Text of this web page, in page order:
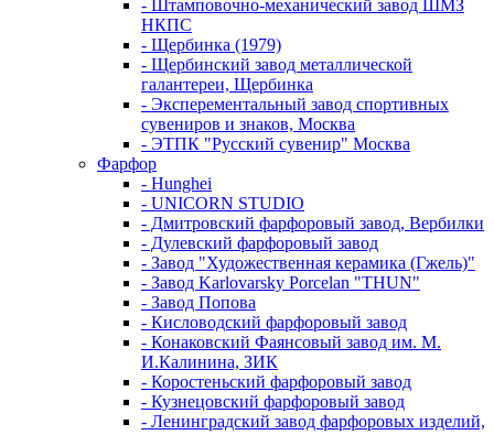
- Штамповочно-механический завод ШМЗ
НКПС
- Щербинка (1979)
- Щербинский завод металлической
галантереи, Щербинка
- Эксперементальный завод спортивных
сувениров и знаков, Москва
- ЭТПК "Русский сувенир" Москва
Фарфор
- Hunghei
- UNICORN STUDIO
- Дмитровский фарфоровый завод, Вербилки
- Дулевский фарфоровый завод
- Завод "Художественная керамика (Гжель)"
- Завод Karlovarsky Porcelan "THUN"
- Завод Попова
- Кисловодский фарфоровый завод
- Конаковский Фаянсовый завод им. М.
И.Калинина, ЗИК
- Коростеньский фарфоровый завод
- Кузнецовский фарфоровый завод
- Ленинградский завод фарфоровых изделий,